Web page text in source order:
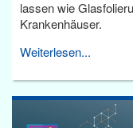
lassen wie
Krankenhäuser.
Weiterlesen...